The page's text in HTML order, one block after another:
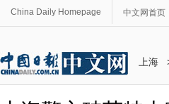
China Daily Homepage 中文网首页
上海